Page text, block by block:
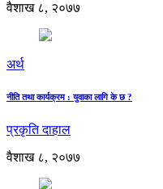
वैशाख ८, २०७७
अर्थ
नीति तथा कार्यक्रम : युवाका लागि के छ ?
प्रकृति दाहाल
वैशाख ८, २०७७